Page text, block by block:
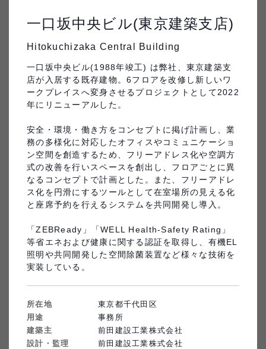
フレンシア青葉台 日東製網新事業所建設工事
歓宿縁ESHIKOTO
プラウドタワー亀戸クロス
（株）プレステージ・インタ
ーナショナル秋田BPOにかほ
東京藝術大学国際交流棟Hisao
＆Hiroko TAKI PLAZA
一口坂中央ビル(東京建築支店)
Hitokuchizaka Central Building
一口坂中央ビル(1988年竣工) は弊社、東京建築支
店が入居する既存建物。6フロアを改修し新しいワ
ークプレイスへ変身させるプロジェクトとして2022
年にリニューアルした。
安全・環境・働き方をコンセプトに掲げ計画し、業
務の多様化に対応したオフィスやコミュニケーショ
ン空間を創造するため、フリーアドレス化や空調方
式の改善を行いスペースを創出し、フロアごとに異
なるコンセプトで計画とした。また、フリーアドレ
ス化を円滑にするツールとして在室場所の見える化
と座席予約を行えるシステムを共同開発し導入。
「ZEBReady」「WELL Health‐Safety Rating」
等省エネおよび健康に関する認証を取得し、有機EL
照明や共同開発した空間除菌装置など様々な技術を
実装している。
所在地
東京都千代田区
用途
事務所
建築主
前田建設工業株式会社
設計・監理
前田建設工業株式会社